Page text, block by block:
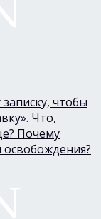
чтобы
Что,
Почему
освобождения?